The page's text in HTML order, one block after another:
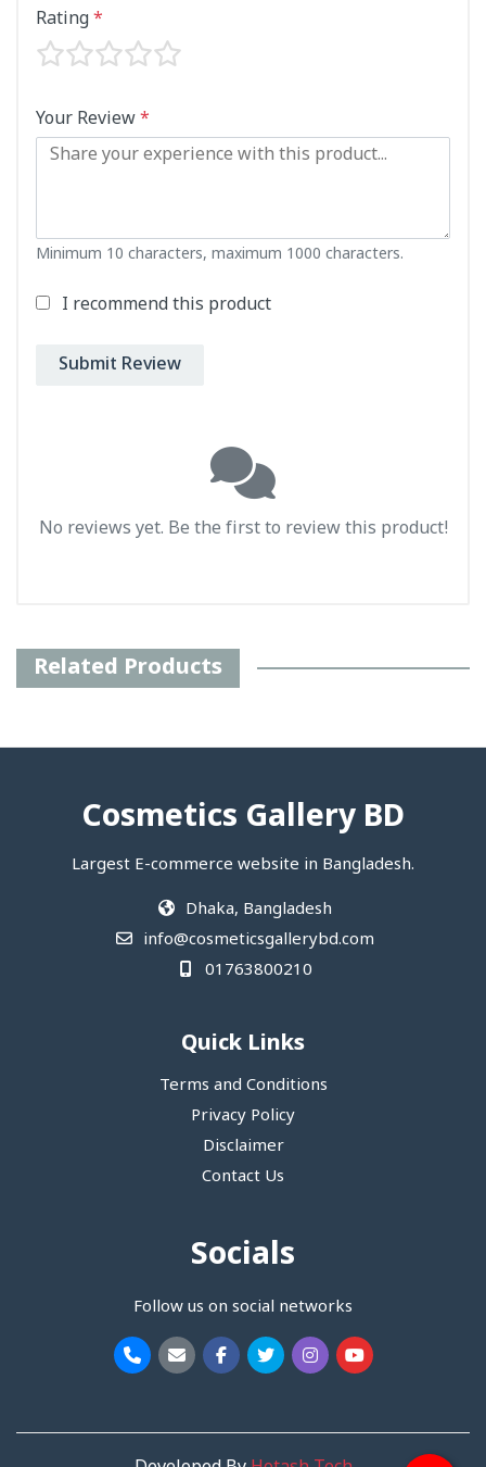
Rating*
Your Review*
Minimum 10 characters, maximum 1000 characters.
I recommend this product
Submit Review
No reviews yet. Be the first to review this product!
Related Products
Cosmetics Gallery BD
Largest E-commerce website in Bangladesh.
Dhaka, Bangladesh
info@cosmeticsgallerybd.com
01763800210
Quick Links
Terms and Conditions
Privacy Policy
Disclaimer
Contact Us
Socials
Follow us on social networks